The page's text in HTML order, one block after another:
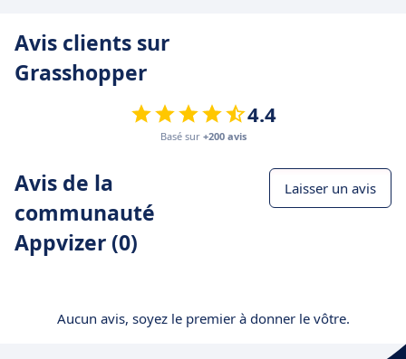
Avis clients sur
Grasshopper
4.4
Basé sur +200 avis
Avis de la
communauté
Appvizer (0)
Laisser un avis
Aucun avis, soyez le premier à donner le vôtre.